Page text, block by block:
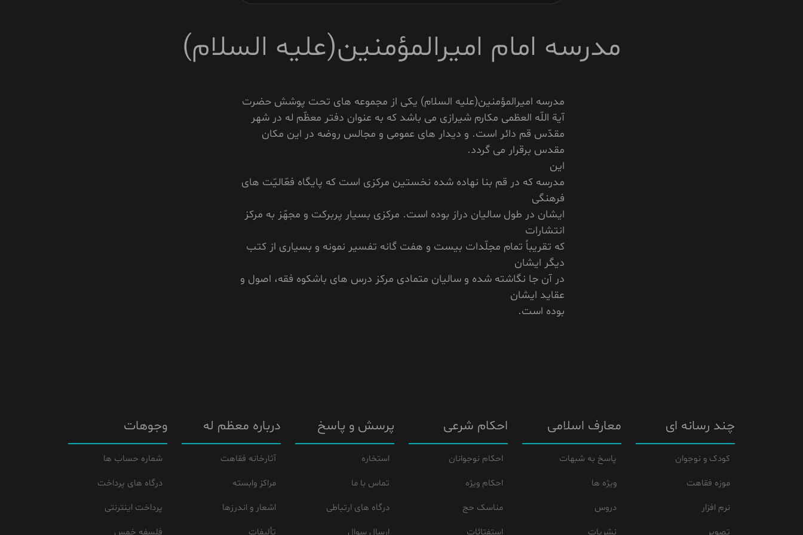
مدرسه امام اميرالمؤمنين(عليه السلام)
مدرسه اميرالمؤمنين(عليه السلام) يکى از مجموعه هاى تحت پوشش حضرت
آية اللّه العظمى مکارم شيرازى مى باشد که به عنوان دفتر معظّم له در شهر
مقدّس قم دائر است. و دیدار های عمومی و مجالس روضه در این مکان
مقدس برقرار می گردد.
اين
مدرسه که در قم بنا نهاده شده نخستين مرکزى است که پايگاه فعّاليّت هاى
فرهنگى
ايشان در طول ساليان دراز بوده است. مرکزى بسيار پربرکت و مجهّز به مرکز
انتشارات
که تقريباً تمام مجلّدات بيست و هفت گانه تفسير نمونه و بسيارى از کتب
ديگر ايشان
در آن جا نگاشته شده و ساليان متمادى مرکز درس هاى باشکوه فقه، اصول و
عقايد ايشان
بوده است.
چند رسانه ای
کودک و نوجوان
موزه فقاهت
نرم افزار
تصویر
معارف اسلامی
پاسخ به شبهات
ویژه ها
دروس
نشریات
احکام شرعی
احکام نوجوانان
احکام ویژه
مناسک حج
استفتائات
پرسش و پاسخ
استخاره
تماس با ما
درگاه های ارتباطی
ارسال سوال
درباره معظم له
آثارخانه فقاهت
مراکز وابسته
اشعار و اندرزها
تألیفات
وجوهات
شماره حساب ها
درگاه های پرداخت
پرداخت اینترنتی
فلسفه خمس